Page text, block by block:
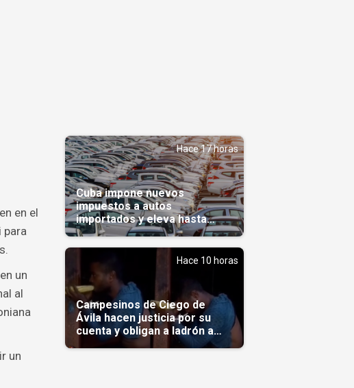
en el
para
un
al
un
Hace 17 horas
Cuba impone nuevos
impuestos a autos
importados y eleva hasta
5.000 dólares el gravamen
para vehículos de alta gama
Hace 10 horas
Campesinos de Ciego de
Ávila hacen justicia por su
cuenta y obligan a ladrón a
comerse el maíz robado